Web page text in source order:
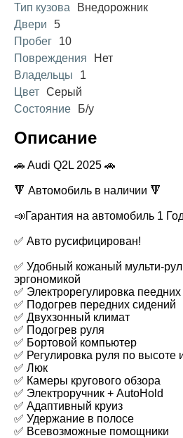
Тип кузова
Внедорожник
Двери
5
Пробег
10
Повреждения
Нет
Владельцы
1
Цвет Серый
Состояние
Б/у
Описание
🚗 Audi Q2L 2025 🚗
🔻 Автомобиль в наличии 🔻
📣Гарантия на автомобиль 1
✅ Авто русифицирован!
✅ Удобный кожаный мульти-
эргономикой
✅ Электрорегулировка
✅ Подогрев передних сидений
✅ Двухзонный климат
✅ Подогрев руля
✅ Бортовой компьютер
✅ Регулировка руля по высоте
✅ Люк
✅ Камеры кругового обзора
✅ Электроручник + AutoHold
✅ Адаптивный круиз
✅ Удержание в полосе
✅ Всевозможные помощники